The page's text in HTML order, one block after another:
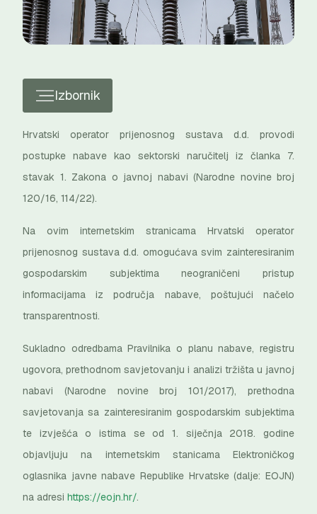
Izbornik
Hrvatski operator prijenosnog sustava d.d. provodi
postupke nabave kao sektorski naručitelj iz članka 7.
stavak 1. Zakona o javnoj nabavi (Narodne novine broj
120/16, 114/22).
Na ovim internetskim stranicama Hrvatski operator
prijenosnog sustava d.d. omogućava svim zainteresiranim
gospodarskim subjektima neograničeni pristup
informacijama iz područja nabave, poštujući načelo
transparentnosti.
Sukladno odredbama Pravilnika o planu nabave, registru
ugovora, prethodnom savjetovanju i analizi tržišta u javnoj
nabavi (Narodne novine broj 101/2017), prethodna
savjetovanja sa zainteresiranim gospodarskim subjektima
te izvješća o istima se od 1. siječnja 2018. godine
objavljuju na internetskim stanicama Elektroničkog
oglasnika javne nabave Republike Hrvatske (dalje: EOJN)
na adresi https://eojn.hr/.